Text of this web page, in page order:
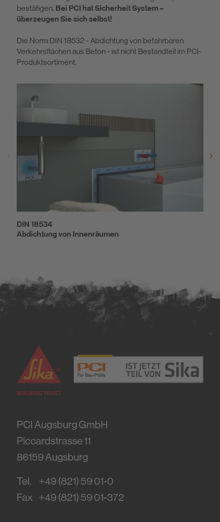
bestätigen. Bei PCI hat Sicherheit System –
überzeugen Sie sich selbst!
Die Norm DIN 18532 - Abdichtung von befahrbaren
Verkehrsflächen aus Beton - ist nicht Bestandteil im PCI-
Produktsortiment.
DIN 18534
Abdichtung von Innenräumen
PCI Augsburg GmbH
Piccardstrasse 11
86159Augsburg
Tel.
+49 (821) 59 01-0
Fax +49 (821) 59 01-372